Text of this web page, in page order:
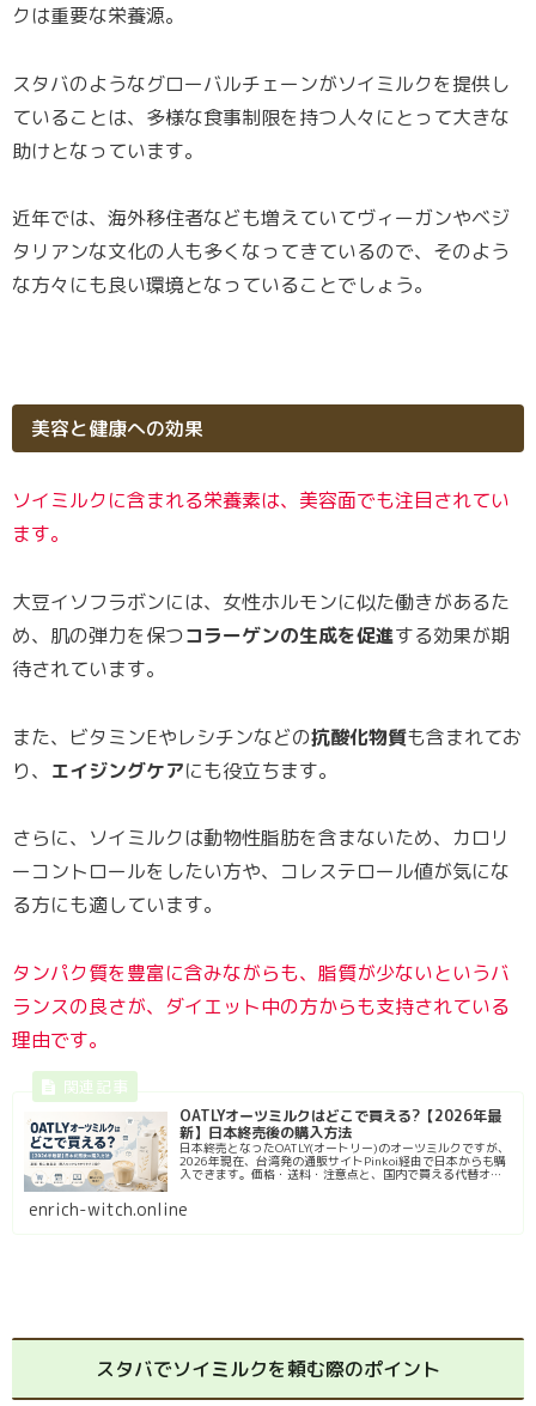
クは重要な栄養源。
スタバのようなグローバルチェーンがソイミルクを提供し
ていることは、多様な食事制限を持つ人々にとって大きな
助けとなっています。
近年では、海外移住者なども増えていてヴィーガンやベジ
タリアンな文化の人も多くなってきているので、そのよう
な方々にも良い環境となっていることでしょう。
美容と健康への効果
ソイミルクに含まれる栄養素は、美容面でも注目されてい
ます。
大豆イソフラボンには、女性ホルモンに似た働きがあるた
め、肌の弾力を保つコラーゲンの生成を促進する効果が期
待されています。
また、ビタミンEやレシチンなどの抗酸化物質も含まれてお
り、 エイジングケアにも役立ちます。
さらに、ソイミルクは動物性脂肪を含まないため、カロリ
ーコントロールをしたい方や、コレステロール値が気にな
る方にも適しています。
タンパク質を豊富に含みながらも、脂質が少ないというバ
ランスの良さが、ダイエット中の方からも支持されている
理由です。
OATLYオーツミルクはどこで買える?【2026年最
新】日本終売後の購入方法
日本終売となったOATLY(オートリー)のオーツミルクですが、
2026年現在、台湾発の通販サイトPinkoi経由で日本からも購
入できます。価格・送料・注意点と、国内で買える代替オー
enrich-witch.online
スタバでソイミルクを頼む際のポイント